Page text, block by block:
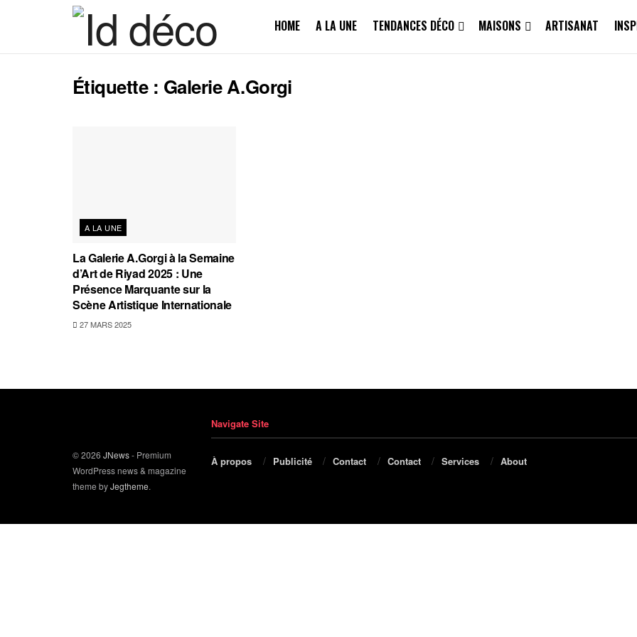
HOME A LA UNE TENDANCES DÉCO MAISONS ARTISANAT
Étiquette : Galerie A.Gorgi
A LA UNE
La Galerie A.Gorgi à la Semaine
d’Art de Riyad 2025 : Une
Présence Marquante sur la
Scène Artistique Internationale
27 MARS 2025
© 2026 JNews- Premium
WordPress news & magazine
theme byJegtheme.
Navigate Site
À propos Publicité Contact Contact Services About